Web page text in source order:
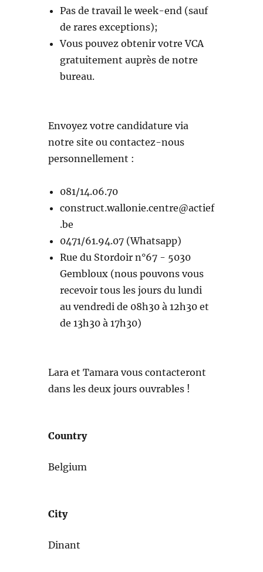
Pas de travail le week-end (sauf
de rares exceptions);
Vous pouvez obtenir votre VCA
gratuitement auprès de notre
bureau.
Envoyez votre candidature via
notre site ou contactez-nous
personnellement :
081/14.06.70
construct.wallonie.centre@actief
.be
0471/61.94.07 (Whatsapp)
Rue du Stordoir n°67 - 5030
Gembloux (nous pouvons vous
recevoir tous les jours du lundi
au vendredi de 08h30 à 12h30 et
de 13h30 à 17h30)
Lara et Tamara vous contacteront
dans les deux jours ouvrables !
Country
Belgium
City
Dinant